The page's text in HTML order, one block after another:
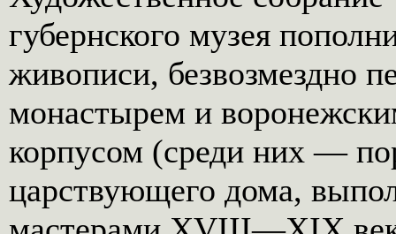
губернского музея
живописи, безвозмездно
монастырем и
корпусом (среди них —
царствующего дома,